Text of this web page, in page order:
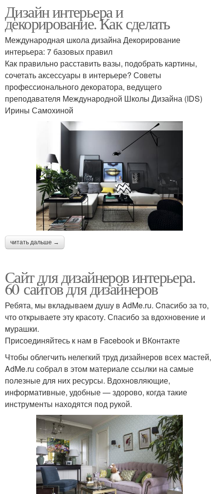
Дизайн интерьера и
декорирование. Как сделать
Международная школа дизайна Декорирование
интерьера: 7 базовых правил
Как правильно расставить вазы, подобрать картины,
сочетать аксессуары в интерьере? Советы
профессионального декоратора, ведущего
преподавателя Международной Школы Дизайна (IDS)
Ирины Самохиной
читать дальше →
Сайт для дизайнеров интерьера.
60 сайтов для дизайнеров
Ребята, мы вкладываем душу в AdMe.ru. Cпасибо за то,
что открываете эту красоту. Спасибо за вдохновение и
мурашки.
Присоединяйтесь к нам в Facebook и ВКонтакте
Чтобы облегчить нелегкий труд дизайнеров всех мастей,
AdMe.ru собрал в этом материале ссылки на самые
полезные для них ресурсы. Вдохновляющие,
информативные, удобные — здорово, когда такие
инструменты находятся под рукой.